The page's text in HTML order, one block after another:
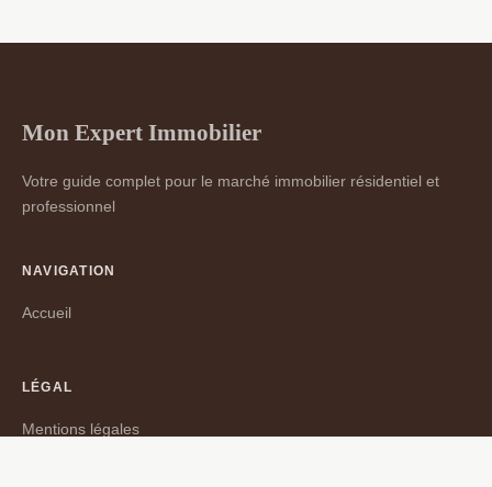
Mon Expert Immobilier
Votre guide complet pour le marché immobilier résidentiel et
professionnel
NAVIGATION
Accueil
LÉGAL
Mentions légales